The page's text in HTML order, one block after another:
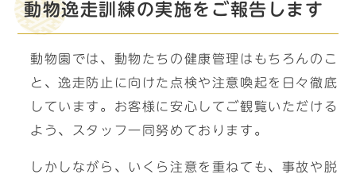
動物逸走訓練の実施をご報告します
動物園では、動物たちの健康管理はもちろんのこ
と、逸走防止に向けた点検や注意喚起を日々徹底
しています。お客様に安心してご観覧いただける
よう、スタッフ一同努めております。
しかしながら、いくら注意を重ねても、事故や脱